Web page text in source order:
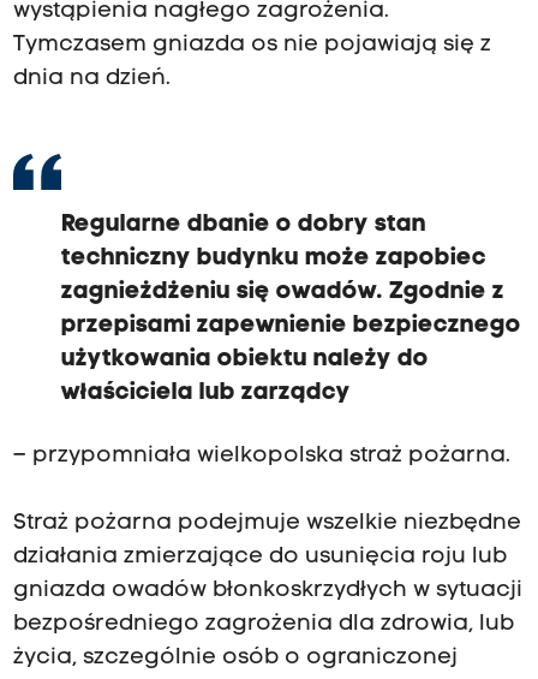
wystąpienia nagłego zagrożenia.
Tymczasem gniazda os nie pojawiają się z
dnia na dzień.
Regularne dbanie o dobry stan
techniczny budynku może zapobiec
zagnieżdżeniu się owadów. Zgodnie z
przepisami zapewnienie bezpiecznego
użytkowania obiektu należy do
właściciela lub zarządcy
– przypomniała wielkopolska straż pożarna.
Straż pożarna podejmuje wszelkie niezbędne
działania zmierzające do usunięcia roju lub
gniazda owadów błonkoskrzydłych w sytuacji
bezpośredniego zagrożenia dla zdrowia, lub
życia, szczególnie osób o ograniczonej